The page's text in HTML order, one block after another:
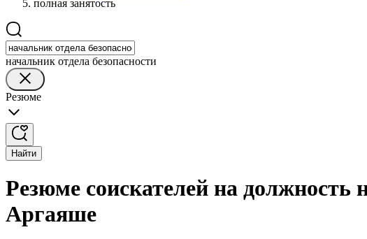
полная занятость
начальник отдела безопасности
Резюме
Найти
Резюме соискателей на должность
Аргаяше